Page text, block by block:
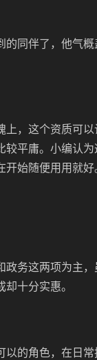
同伴了，他气
，这个资质可
平庸。小编认
始随便用用就好
务这两项为主
十分实惠。
的角色，在日